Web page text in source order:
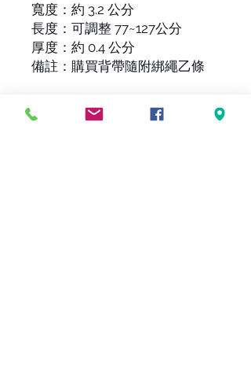
寬度：約 3.2 公分
長度：可調整 77~127公分
厚度：約 0.4 公分
備註：購買背帶隨附綁繩乙條
----------------------------------
---------